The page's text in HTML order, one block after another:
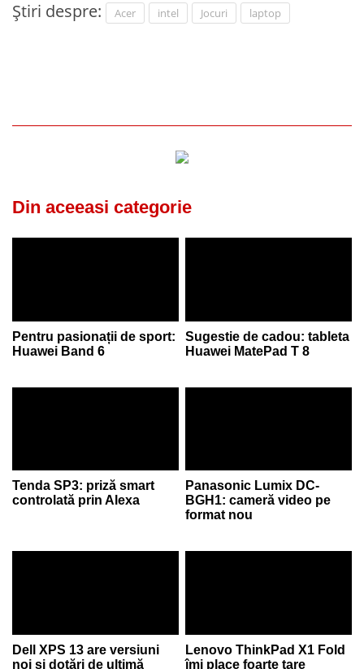
Știri despre:
Acer intel Jocuri laptop
Din aceeasi categorie
Pentru pasionații de sport:
Huawei Band 6
Sugestie de cadou: tableta
Huawei MatePad T 8
Tenda SP3: priză smart
controlată prin Alexa
Panasonic Lumix DC-
BGH1: cameră video pe
format nou
Dell XPS 13 are versiuni
noi și dotări de ultimă
Lenovo ThinkPad X1 Fold
îmi place foarte tare